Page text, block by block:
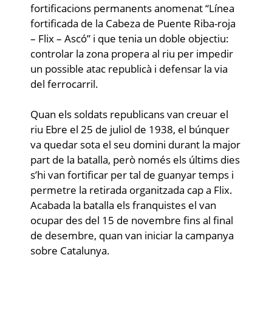
fortificacions permanents anomenat “Línea
fortificada de la Cabeza de Puente Riba-roja
– Flix – Ascó” i que tenia un doble objectiu:
controlar la zona propera al riu per impedir
un possible atac republicà i defensar la via
del ferrocarril.
Quan els soldats republicans van creuar el
riu Ebre el 25 de juliol de 1938, el búnquer
va quedar sota el seu domini durant la major
part de la batalla, però només els últims dies
s’hi van fortificar per tal de guanyar temps i
permetre la retirada organitzada cap a Flix.
Acabada la batalla els franquistes el van
ocupar des del 15 de novembre fins al final
de desembre, quan van iniciar la campanya
sobre Catalunya.